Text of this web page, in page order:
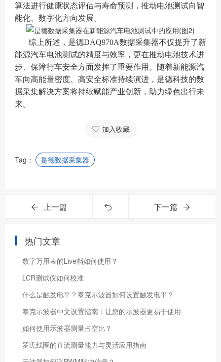
算法进行健康状态评估与寿命预测，推动电池测试向智
能化、数字化方向发展。
综上所述，是德DAQ970A数据采集器不仅提升了新
能源汽车电池测试的精度与效率，更在推动电池技术进
步、保障行车安全方面发挥了重要作用。随着新能源汽
车向高能量密度、高安全标准持续演进，是德科技的数
据采集解决方案将持续赋能产业创新，助力绿色出行未
来。
加入收藏
Tag： 是德数据采集器
上一篇 下一篇
热门文章
数字万用表的Live档如何使用？
LCR测试仪如何校准
什么是触发电平？泰克示波器如何设置触发电平？
泰克示波器中文设置指南：让您的示波器更易于使用
如何使用示波器测量占空比？
罗氏线圈的直流测量能力与灵活应用指南